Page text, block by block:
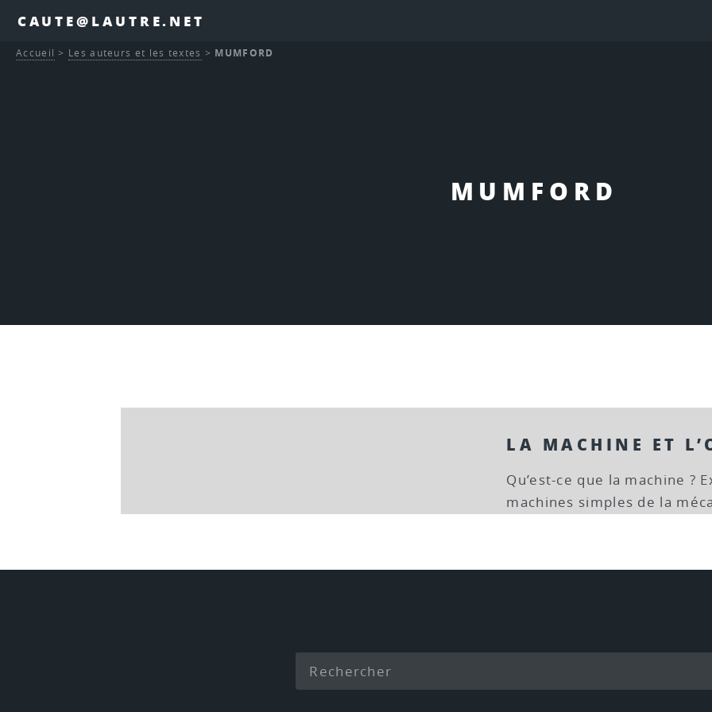
CAUTE@LAUTRE.NET
MUMFORD
Accueil > Les auteurs et les textes > MUMFORD
LA MACHINE ET
Qu’est-ce que la machine ?
machines simples de la